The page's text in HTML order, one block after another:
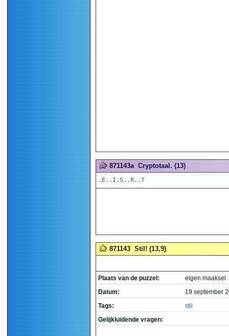
871143a Cryptotaal. (13)
.E..I.S..R..T
871143 Stil! (13,9)
Plaats van de puzzel:
eigen maaksel
Datum:
19 september
Tags:
stil
Gelijkluidende vragen: